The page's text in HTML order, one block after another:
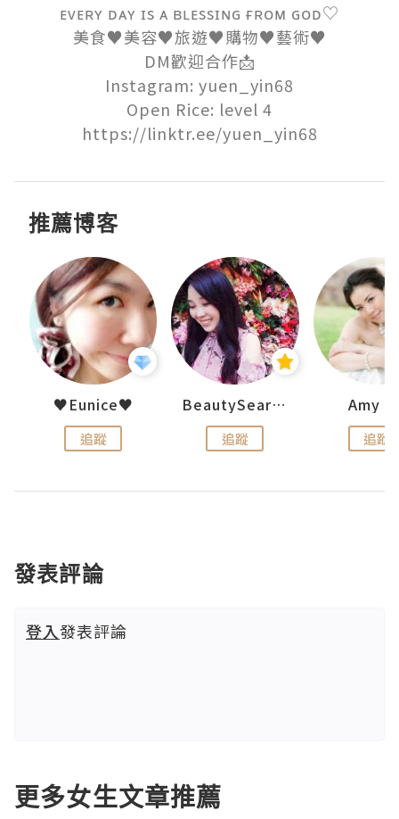
ᴇᴠᴇʀʏ ᴅᴀʏ ɪs ᴀ ʙʟᴇssɪɴɢ ғʀᴏᴍ ɢᴏᴅ♡
美食♥︎美容♥︎旅遊♥︎購物♥︎藝術♥︎
DM歡迎合作📩
Instagram: yuen_yin68
Open Rice: level 4
https://linktr.ee/yuen_yin68
推薦博客
♥Eunice♥
追蹤
BeautySearch
追蹤
Amy
追蹤
發表評論
登入發表評論
更多女生文章推薦